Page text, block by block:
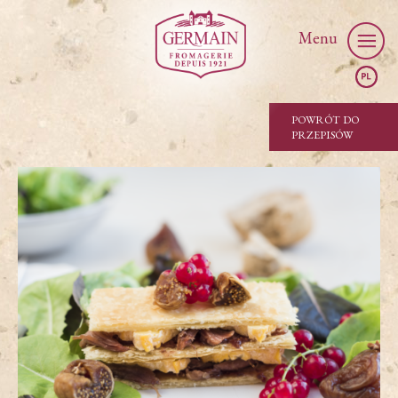
Menu
POWRÓT DO
PRZEPISÓW